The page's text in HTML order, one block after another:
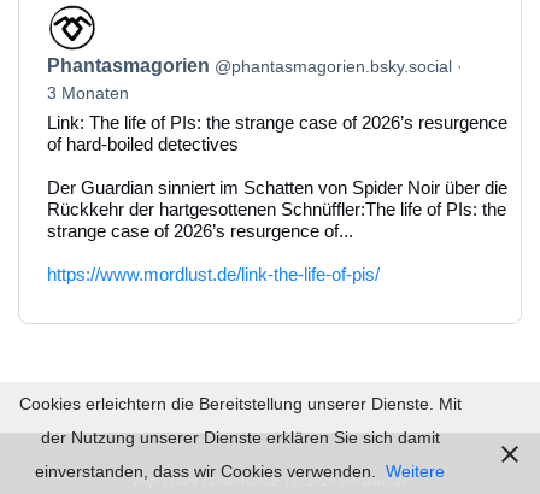
Beitrag
von
Phantasmagorien
auf
Bluesky
ansehen
Phantasmagorien @phantasmagorien.bsky.social
3 Monaten
Link: The life of PIs: the strange case of 2026’s resurgence
of hard-boiled detectives
Der Guardian sinniert im Schatten von Spider Noir über die
Rückkehr der hartgesottenen Schnüffler:The life of PIs: the
strange case of 2026’s resurgence of...
https://www.mordlust.de/link-the-life-of-pis/
Impressum |Datenschutz | © 2026mordlust.de
Cookies erleichtern die Bereitstellung unserer Dienste. Mit
der Nutzung unserer Dienste erklären Sie sich damit
einverstanden, dass wir Cookies verwenden.
Weitere